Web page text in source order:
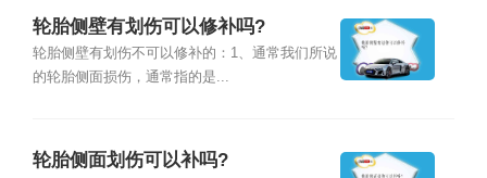
轮胎侧壁有划伤可以修补吗?
轮胎侧壁有划伤不可以修补的：1、通常我们所说
的轮胎侧面损伤，通常指的是...
轮胎侧面划伤可以补吗?